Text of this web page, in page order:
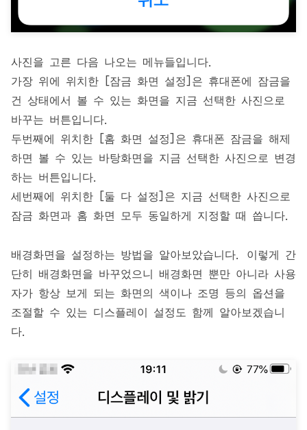
사진을 고른 다음 나오는 메뉴들입니다.
가장 위에 위치한 [잠금 화면 설정]은 휴대폰에 잠금을
건 상태에서 볼 수 있는 화면을 지금 선택한 사진으로
바꾸는 버튼입니다.
두번째에 위치한 [홈 화면 설정]은 휴대폰 잠금을 해제
하면 볼 수 있는 바탕화면을 지금 선택한 사진으로 변경
하는 버튼입니다.
세번째에 위치한 [둘 다 설정]은 지금 선택한 사진으로
잠금 화면과 홈 화면 모두 동일하게 지정할 때 씁니다.
배경화면을 설정하는 방법을 알아보았습니다. 이렇게 간
단히 배경화면을 바꾸었으니 배경화면 뿐만 아니라 사용
자가 항상 보게 되는 화면의 색이나 조명 등의 옵션을
조절할 수 있는 디스플레이 설정도 함께 알아보겠습니
다.